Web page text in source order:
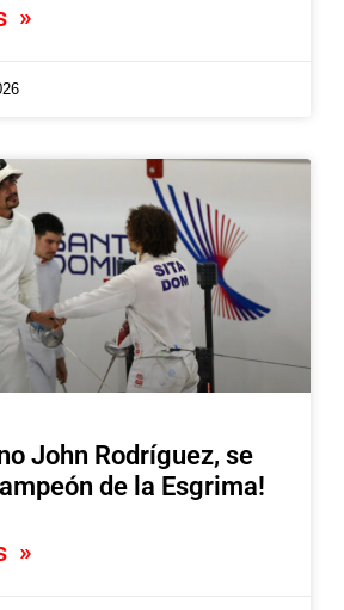
»
John Rodríguez, se
de la Esgrima!
»